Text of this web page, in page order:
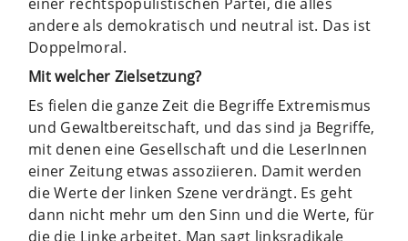
andere als demokratisch und neutral ist. Das ist
Doppelmoral.
Mit welcher Zielsetzung?
Es fielen die ganze Zeit die Begriffe Extremismus
und Gewaltbereitschaft, und das sind ja Begriffe,
mit denen eine Gesellschaft und die LeserInnen
einer Zeitung etwas assoziieren. Damit werden
die Werte der linken Szene verdrängt. Es geht
dann nicht mehr um den Sinn und die Werte, für
die die Linke arbeitet. Man sagt linksradikale